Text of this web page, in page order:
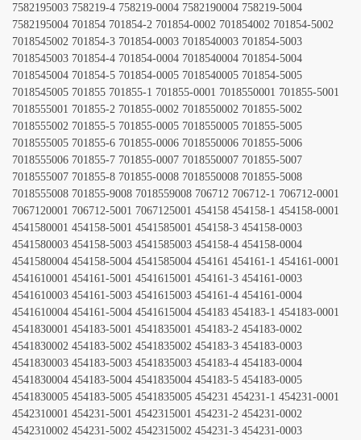
7582195003 758219-4 758219-0004 7582190004 758219-5004
7582195004 701854 701854-2 701854-0002 701854002 701854-5002
7018545002 701854-3 701854-0003 7018540003 701854-5003
7018545003 701854-4 701854-0004 7018540004 701854-5004
7018545004 701854-5 701854-0005 7018540005 701854-5005
7018545005 701855 701855-1 701855-0001 7018550001 701855-5001
7018555001 701855-2 701855-0002 7018550002 701855-5002
7018555002 701855-5 701855-0005 7018550005 701855-5005
7018555005 701855-6 701855-0006 7018550006 701855-5006
7018555006 701855-7 701855-0007 7018550007 701855-5007
7018555007 701855-8 701855-0008 7018550008 701855-5008
7018555008 701855-9008 7018559008 706712 706712-1 706712-0001
7067120001 706712-5001 7067125001 454158 454158-1 454158-0001
4541580001 454158-5001 4541585001 454158-3 454158-0003
4541580003 454158-5003 4541585003 454158-4 454158-0004
4541580004 454158-5004 4541585004 454161 454161-1 454161-0001
4541610001 454161-5001 4541615001 454161-3 454161-0003
4541610003 454161-5003 4541615003 454161-4 454161-0004
4541610004 454161-5004 4541615004 454183 454183-1 454183-0001
4541830001 454183-5001 4541835001 454183-2 454183-0002
4541830002 454183-5002 4541835002 454183-3 454183-0003
4541830003 454183-5003 4541835003 454183-4 454183-0004
4541830004 454183-5004 4541835004 454183-5 454183-0005
4541830005 454183-5005 4541835005 454231 454231-1 454231-0001
4542310001 454231-5001 4542315001 454231-2 454231-0002
4542310002 454231-5002 4542315002 454231-3 454231-0003